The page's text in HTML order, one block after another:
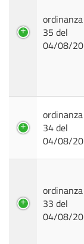
35 del
04/08/
34 del
04/08/
33 del
04/08/